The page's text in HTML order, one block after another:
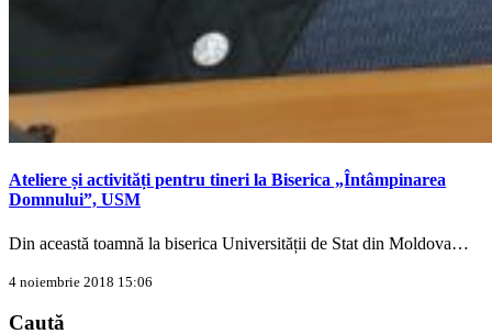
Ateliere și activități pentru tineri la Biserica „Întâmpinarea
Domnului”, USM
Din această toamnă la biserica Universității de Stat din Moldova…
4 noiembrie 2018 15:06
Caută